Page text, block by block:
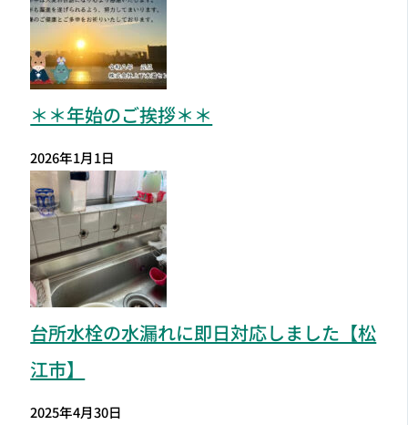
＊＊年始のご挨拶＊＊
2026年1月1日
台所水栓の水漏れに即日対応しました【松
江市】
2025年4月30日